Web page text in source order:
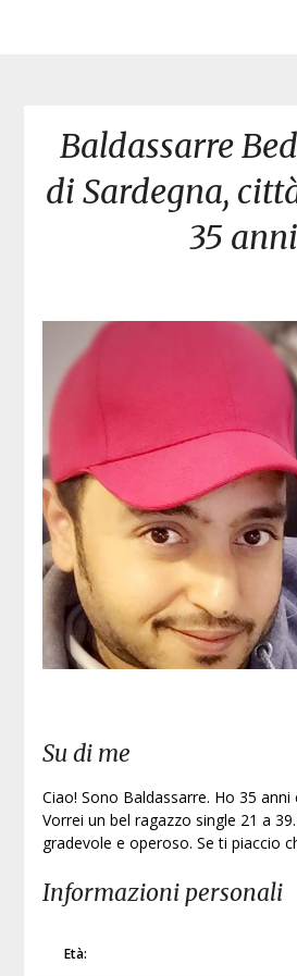
Baldassarre
di Sardegna,
35 anni
Su di me
Ciao! Sono Baldassarre. Ho 35 anni
Vorrei un bel ragazzo single 21 a
gradevole e operoso. Se ti piaccio
Informazioni personali
Età: